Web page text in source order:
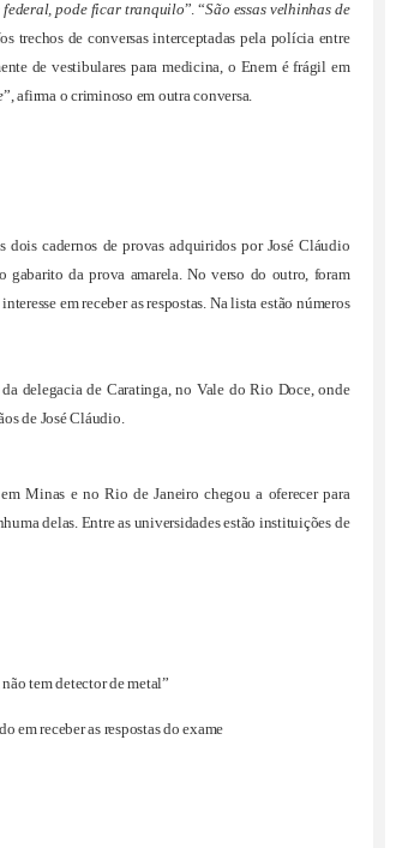
federal, pode ficar tranquilo”. “São essas velhinhas de
trechos de conversas interceptadas pela polícia entre
de vestibulares para medicina, o Enem é frágil em
”, afirma o criminoso em outra conversa.
dois cadernos de provas adquiridos por José Cláudio
gabarito da prova amarela. No verso do outro, foram
em receber as respostas. Na lista estão números
delegacia de Caratinga, no Vale do Rio Doce, onde
de José Cláudio.
em Minas eno Rio de Janeiro chegou a oferecer para
delas. Entre as universidades estão instituições de
tem detector de metal”
em receber as respostas do exame